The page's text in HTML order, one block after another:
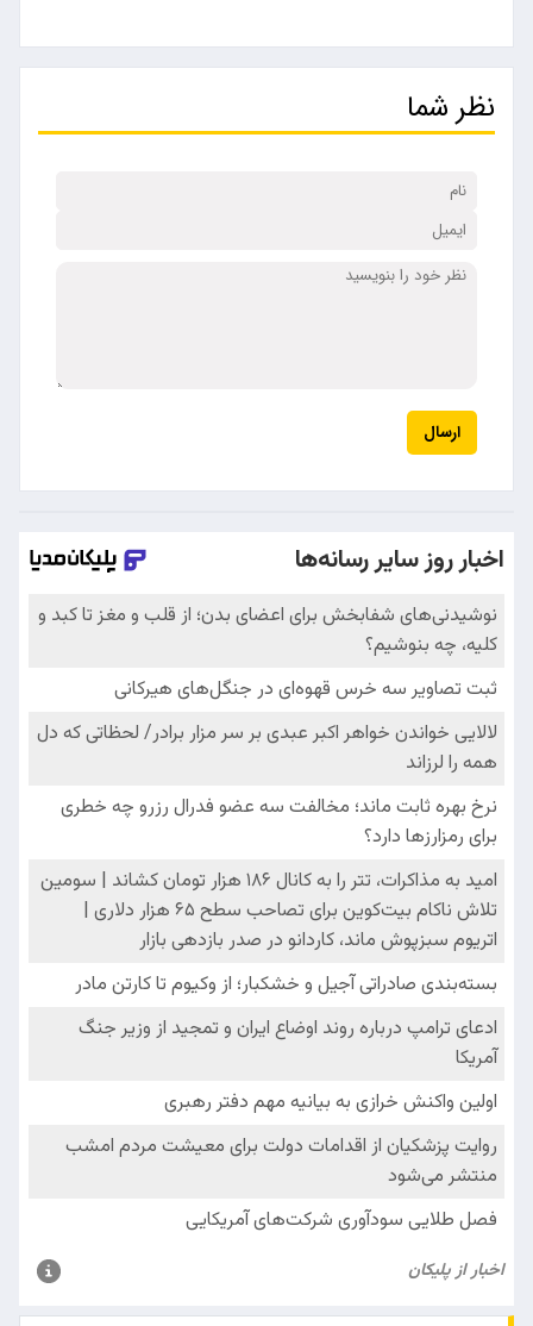
نظر شما
ارسال